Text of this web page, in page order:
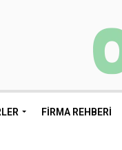
FIRMA REHBERI